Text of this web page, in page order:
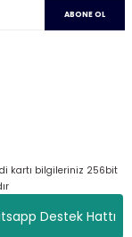
Destek Hattı
ABONE OL
kartı bilgileriniz 256bit